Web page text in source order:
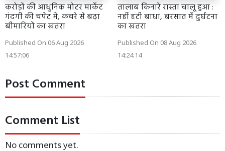
करोड़ों की आधुनिक मोटर मार्केट
गंदगी की चपेट में, कचरे से बढ़ा
बीमारियों का खतरा
Published On 06 Aug 2026
14:57:06
तालाब किनारे रास्ता चालू हुआ :
नहीं हटी बाधा, बरसात में दुर्घटना
का खतरा
Published On 08 Aug 2026
14:24:14
Post Comment
Comment List
No comments yet.